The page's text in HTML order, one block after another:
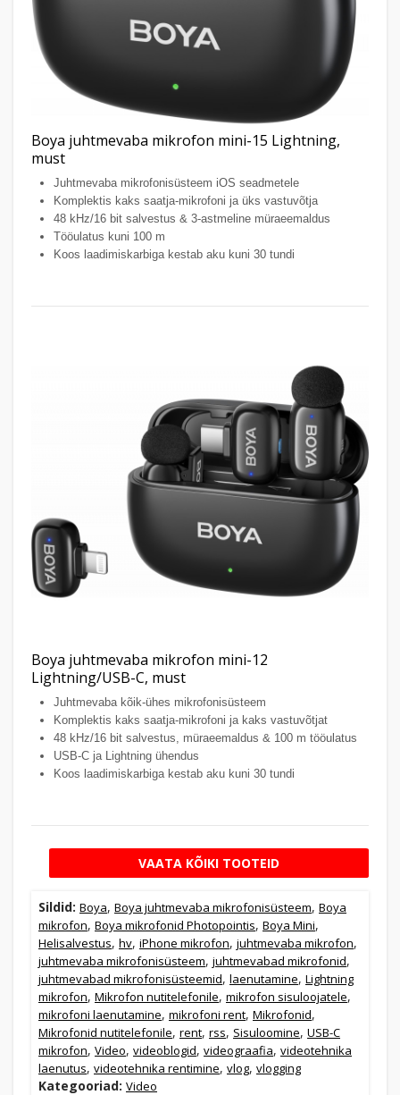
Boya juhtmevaba mikrofon mini-15 Lightning,
must
Juhtmevaba mikrofonisüsteem iOS seadmetele
Komplektis kaks saatja-mikrofoni ja üks vastuvõtja
48 kHz/16 bit salvestus & 3-astmeline müraeemaldus
Tööulatus kuni 100 m
Koos laadimiskarbiga kestab aku kuni 30 tundi
Boya juhtmevaba mikrofon mini-12
Lightning/USB-C, must
Juhtmevaba kõik-ühes mikrofonisüsteem
Komplektis kaks saatja-mikrofoni ja kaks vastuvõtjat
48 kHz/16 bit salvestus, müraeemaldus & 100 m tööulatus
USB-C ja Lightning ühendus
Koos laadimiskarbiga kestab aku kuni 30 tundi
VAATA KÕIKI TOOTEID
Sildid: Boya, Boya juhtmevaba mikrofonisüsteem, Boya
mikrofon, Boya mikrofonid Photopointis, Boya Mini,
Helisalvestus, hv, iPhone mikrofon, juhtmevaba mikrofon,
juhtmevaba mikrofonisüsteem, juhtmevabad mikrofonid,
juhtmevabad mikrofonisüsteemid, laenutamine, Lightning
mikrofon, Mikrofon nutitelefonile, mikrofon sisuloojatele,
mikrofoni laenutamine, mikrofoni rent, Mikrofonid,
Mikrofonid nutitelefonile, rent, rss, Sisuloomine, USB-C
mikrofon, Video, videoblogid, videograafia, videotehnika
laenutus, videotehnika rentimine, vlog, vlogging
Kategooriad: Video